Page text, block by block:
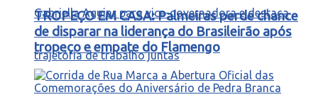
TROPEÇO EM CASA: Palmeiras perde chance
de disparar na liderança do Brasileirão após
tropeço e empate do Flamengo